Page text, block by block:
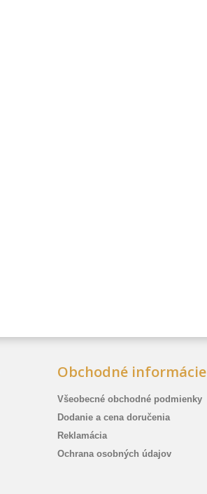
Obchodné informácie
Všeobecné obchodné podmienky
Dodanie a cena doručenia
Reklamácia
Ochrana osobných údajov